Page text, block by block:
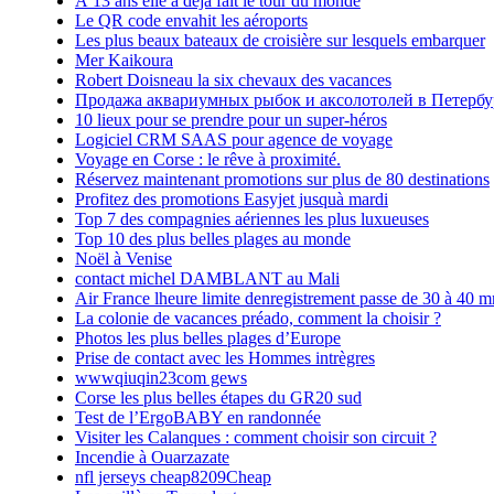
Le QR code envahit les aéroports
Les plus beaux bateaux de croisière sur lesquels embarquer
Mer Kaikoura
Robert Doisneau la six chevaux des vacances
Продажа аквариумных рыбок и аксолотолей в
10 lieux pour se prendre pour un super-héros
Logiciel CRM SAAS pour agence de voyage
Voyage en Corse : le rêve à proximité.
Réservez maintenant promotions sur plus de 80 destinations
Profitez des promotions Easyjet jusquà mardi
Top 7 des compagnies aériennes les plus luxueuses
Top 10 des plus belles plages au monde
Noël à Venise
contact michel DAMBLANT au Mali
Air France lheure limite denregistrement passe de 30 à 40
La colonie de vacances préado, comment la choisir ?
Photos les plus belles plages d’Europe
Prise de contact avec les Hommes intrègres
wwwqiuqin23com gews
Corse les plus belles étapes du GR20 sud
Test de l’ErgoBABY en randonnée
Visiter les Calanques : comment choisir son circuit ?
Incendie à Ouarzazate
nfl jerseys cheap8209Cheap